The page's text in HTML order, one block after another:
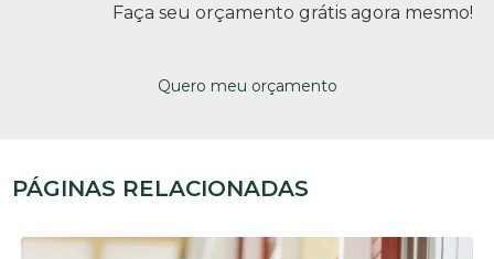
Faça seu orçamento grátis agora mesmo!
Quero meu orçamento
PÁGINAS RELACIONADAS